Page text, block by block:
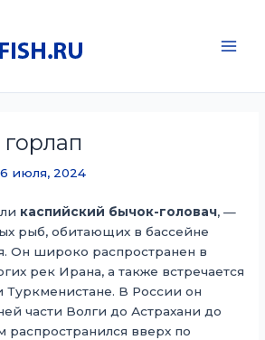
июля, 2024
каспийский бычок-головач, —
рыб, обитающих в бассейне
Он широко распространен в
рек Ирана, а также встречается
Туркменистане. В России он
части Волги до Астрахани до
распространился вверх по